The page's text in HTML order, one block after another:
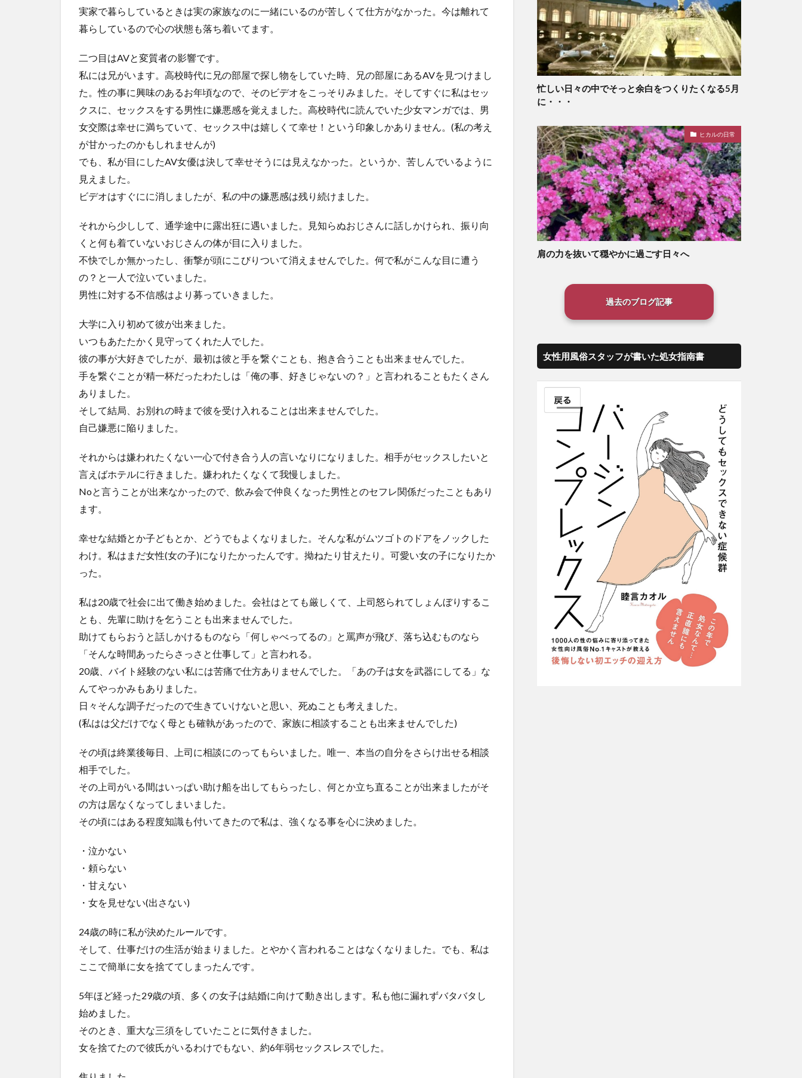
実家で暮らしているときは実の家族なのに一緒にいるのが苦しくて仕方がなかった。今は離れて
暮らしているので心の状態も落ち着いてます。
二つ目はAVと変質者の影響です。
私には兄がいます。高校時代に兄の部屋で探し物をしていた時、兄の部屋にあるAVを見つけまし
た。性の事に興味のあるお年頃なので、そのビデオをこっそりみました。そしてすぐに私はセッ
クスに、セックスをする男性に嫌悪感を覚えました。高校時代に読んでいた少女マンガでは、男
女交際は幸せに満ちていて、セックス中は嬉しくて幸せ！という印象しかありません。(私の考え
が甘かったのかもしれませんが)
でも、私が目にしたAV女優は決して幸せそうには見えなかった。というか、苦しんでいるように
見えました。
ビデオはすぐにに消しましたが、私の中の嫌悪感は残り続けました。
それから少しして、通学途中に露出狂に遇いました。見知らぬおじさんに話しかけられ、振り向
くと何も着ていないおじさんの体が目に入りました。
不快でしか無かったし、衝撃が頭にこびりついて消えませんでした。何で私がこんな目に遭う
の？と一人で泣いていました。
男性に対する不信感はより募っていきました。
大学に入り初めて彼が出来ました。
いつもあたたかく見守ってくれた人でした。
彼の事が大好きでしたが、最初は彼と手を繋ぐことも、抱き合うことも出来ませんでした。
手を繋ぐことが精一杯だったわたしは「俺の事、好きじゃないの？」と言われることもたくさん
ありました。
そして結局、お別れの時まで彼を受け入れることは出来ませんでした。
自己嫌悪に陥りました。
それからは嫌われたくない一心で付き合う人の言いなりになりました。相手がセックスしたいと
言えばホテルに行きました。嫌われたくなくて我慢しました。
Noと言うことが出来なかったので、飲み会で仲良くなった男性とのセフレ関係だったこともあり
ます。
幸せな結婚とか子どもとか、どうでもよくなりました。そんな私がムツゴトのドアをノックした
わけ。私はまだ女性(女の子)になりたかったんです。拗ねたり甘えたり。可愛い女の子になりたか
った。
私は20歳で社会に出て働き始めました。会社はとても厳しくて、上司怒られてしょんぼりするこ
とも、先輩に助けを乞うことも出来ませんでした。
助けてもらおうと話しかけるものなら「何しゃべってるの」と罵声が飛び、落ち込むものなら
「そんな時間あったらさっさと仕事して」と言われる。
20歳、バイト経験のない私には苦痛で仕方ありませんでした。「あの子は女を武器にしてる」な
んてやっかみもありました。
日々そんな調子だったので生きていけないと思い、死ぬことも考えました。
(私はは父だけでなく母とも確執があったので、家族に相談することも出来ませんでした)
その頃は終業後毎日、上司に相談にのってもらいました。唯一、本当の自分をさらけ出せる相談
相手でした。
その上司がいる間はいっぱい助け船を出してもらったし、何とか立ち直ることが出来ましたがそ
の方は居なくなってしまいました。
その頃にはある程度知識も付いてきたので私は、強くなる事を心に決めました。
・泣かない
・頼らない
・甘えない
・女を見せない(出さない)
24歳の時に私が決めたルールです。
そして、仕事だけの生活が始まりました。とやかく言われることはなくなりました。でも、私は
ここで簡単に女を捨ててしまったんです。
5年ほど経った29歳の頃、多くの女子は結婚に向けて動き出します。私も他に漏れずバタバタし
始めました。
そのとき、重大な三須をしていたことに気付きました。
女を捨てたので彼氏がいるわけでもない、約6年弱セックスレスでした。
忙しい日々の中でそっと余白をつくりたくなる5月
に・・・
ヒカルの日常
肩の力を抜いて穏やかに過ごす日々へ
過去のブログ記事
女性用風俗スタッフが書いた処女指南書